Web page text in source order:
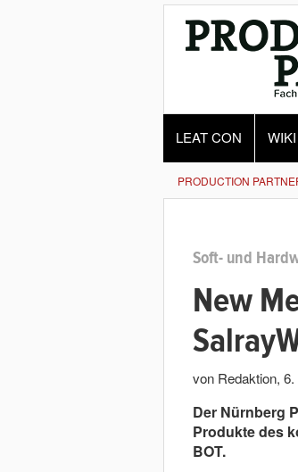
LEAT CON WIKI
PRODUCTION
Soft- und
New
von Redaktion, 6.
Der Nürnberg
Produkte des
BOT.